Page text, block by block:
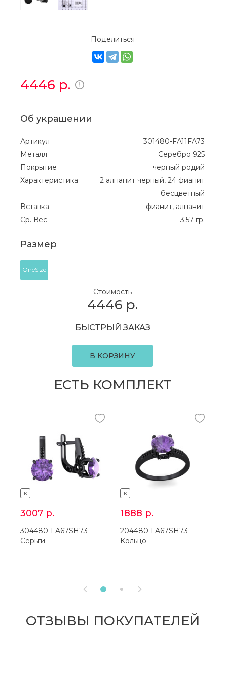
Поделиться
4446 р.
Об украшении
Артикул
301480-FA11FA73
Металл
Серебро 925
Покрытие
черный родий
Характеристика
2 алпанит черный, 24 фианит
бесцветный
Вставка
фианит, алпанит
Ср. Вес
3.57 гр.
Размер
OneSize
Стоимость
4446 р.
БЫСТРЫЙ ЗАКАЗ
В КОРЗИНУ
ЕСТЬ КОМПЛЕКТ
K
3007 р.
304480-FA67SH73
Серьги
K
1888 р.
204480-FA67SH73
Кольцо
 
ОТЗЫВЫ ПОКУПАТЕЛЕЙ